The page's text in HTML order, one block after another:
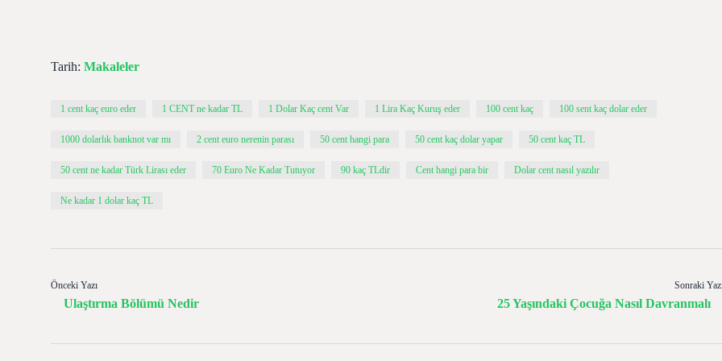
Tarih: Makaleler
1 cent kaç euro eder 1 CENT ne kadar TL 1 Dolar Kaç cent Var 1 Lira Kaç Kuruş eder 100 cent kaç 100 sent kaç dolar eder
1000 dolarlık banknot var mı 2 cent euro nerenin parası 50 cent hangi para 50 cent kaç dolar yapar 50 cent kaç TL
50 cent ne kadar Türk Lirası eder 70 Euro Ne Kadar Tutuyor 90 kaç TLdir Cent hangi para bir Dolar cent nasıl yazılır
Ne kadar 1 dolar kaç TL
Önceki Yazı
Ulaştırma Bölümü Nedir
Sonraki
25 Yaşındaki Çocuğa Nasıl Davranmalı